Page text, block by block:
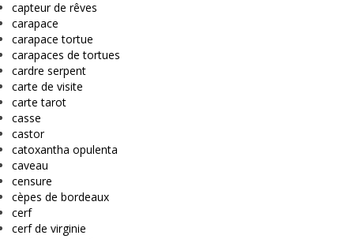
capteur de rêves
carapace
carapace tortue
carapaces de tortues
cardre serpent
carte de visite
carte tarot
casse
castor
catoxantha opulenta
caveau
censure
cèpes de bordeaux
cerf
cerf de virginie